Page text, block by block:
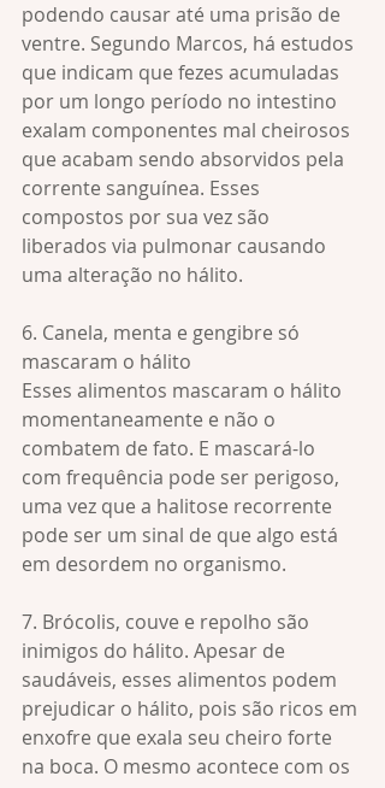
podendo causar até uma prisão de
ventre. Segundo Marcos, há estudos
que indicam que fezes acumuladas
por um longo período no intestino
exalam componentes mal cheirosos
que acabam sendo absorvidos pela
corrente sanguínea. Esses
compostos por sua vez são
liberados via pulmonar causando
uma alteração no hálito.
6. Canela, menta e gengibre só
mascaram o hálito
Esses alimentos mascaram o hálito
momentaneamente e não o
combatem de fato. E mascará-lo
com frequência pode ser perigoso,
uma vez que a halitose recorrente
pode ser um sinal de que algo está
em desordem no organismo.
7. Brócolis, couve e repolho são
inimigos do hálito. Apesar de
saudáveis, esses alimentos podem
prejudicar o hálito, pois são ricos em
enxofre que exala seu cheiro forte
na boca. O mesmo acontece com os